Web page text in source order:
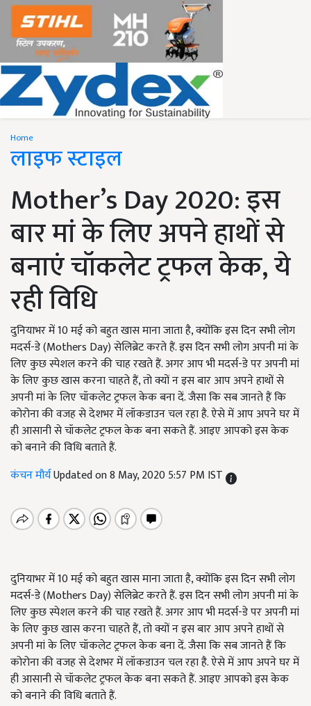
Home
लाइफ स्टाइल
Mother’s Day 2020: इस
बार मां के लिए अपने हाथों से
बनाएं चॉकलेट ट्रफल केक, ये
रही विधि
दुनियाभर में 10 मई को बहुत खास माना जाता है, क्योंकि इस दिन सभी लोग
मदर्स-डे (Mothers Day) सेलिब्रेट करते हैं. इस दिन सभी लोग अपनी मां के
लिए कुछ स्पेशल करने की चाह रखते हैं. अगर आप भी मदर्स-डे पर अपनी मां
के लिए कुछ खास करना चाहते हैं, तो क्यों न इस बार आप अपने हाथों से
अपनी मां के लिए चॉकलेट ट्रफल केक बना दें. जैसा कि सब जानते हैं कि
कोरोना की वजह से देशभर में लॉकडाउन चल रहा है. ऐसे में आप अपने घर में
ही आसानी से चॉकलेट ट्रफल केक बना सकते हैं. आइए आपको इस केक
को बनाने की विधि बताते हैं.
कंचन मौर्यUpdated on 8 May, 2020 5:57 PM IST
दुनियाभर में 10 मई को बहुत खास माना जाता है, क्योंकि इस दिन सभी लोग
मदर्स-डे (Mothers Day) सेलिब्रेट करते हैं. इस दिन सभी लोग अपनी मां के
लिए कुछ स्पेशल करने की चाह रखते हैं. अगर आप भी मदर्स-डे पर अपनी मां
के लिए कुछ खास करना चाहते हैं, तो क्यों न इस बार आप अपने हाथों से
अपनी मां के लिए चॉकलेट ट्रफल केक बना दें. जैसा कि सब जानते हैं कि
कोरोना की वजह से देशभर में लॉकडाउन चल रहा है. ऐसे में आप अपने घर में
ही आसानी से चॉकलेट ट्रफल केक बना सकते हैं. आइए आपको इस केक
को बनाने की विधि बताते हैं.